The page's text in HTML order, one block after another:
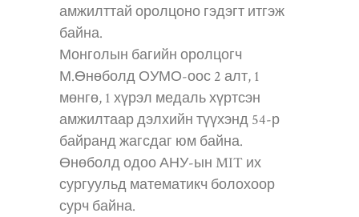
амжилттай оролцоно гэдэгт итгэж
байна.
Монголын багийн оролцогч
М.Өнөболд ОУМО-оос 2 алт, 1
мөнгө, 1 хүрэл медаль хүртсэн
амжилтаар дэлхийн түүхэнд 54-р
байранд жагсдаг юм байна.
Өнөболд одоо АНУ-ын MIT их
сургуульд математикч болохоор
сурч байна.